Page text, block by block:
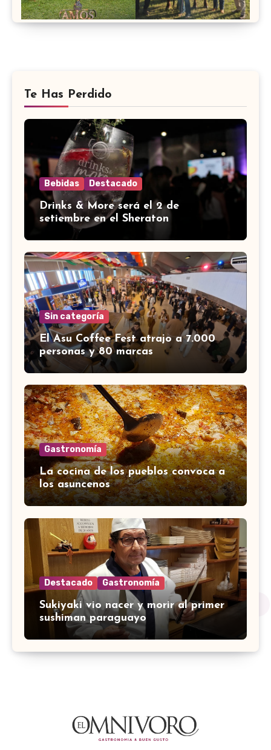
Te Has Perdido
Bebidas Destacado
Drinks & More será el 2 de
setiembre en el Sheraton
Sin categoría
El Asu Coffee Fest atrajo a 7.000
personas y 80 marcas
Gastronomía
La cocina de los pueblos convoca a
los asuncenos
Destacado Gastronomía
Sukiyaki vio nacer y morir al primer
sushiman paraguayo